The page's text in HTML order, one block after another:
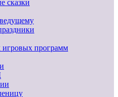
сказки
игровых программ